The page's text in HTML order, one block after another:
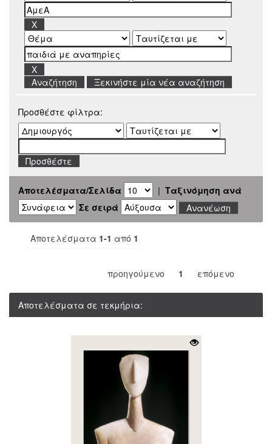
Ξεκινήστε μία νέα αναζήτηση
Προσθέστε φίλτρα:
Αποτελέσματα/Σελίδα | Ταξινόμηση ανά
Σε σειρά
Αποτελέσματα 1-1 από 1
προηγούμενο 1 επόμενο
Αποτελέσματα σε τεκμήρια: